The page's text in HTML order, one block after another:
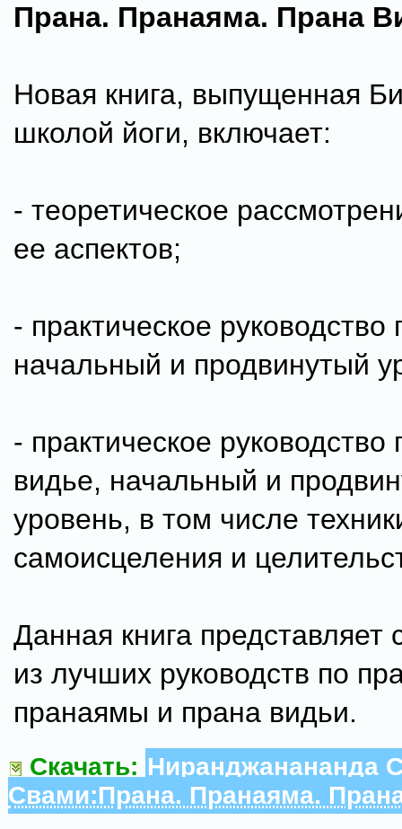
Прана. Пранаяма. Прана
Новая книга, выпущенная
школой йоги, включает:
- теоретическое
ее аспектов;
- практическое
начальный и продвинутый
- практическое руководство
видье, начальный и
уровень, в том числе
самоисцеления и
Данная книга представляет
из лучших руководств по
пранаямы и прана видьи.
Скачать: Ниранджанананда
Свами:Прана. Пранаяма.